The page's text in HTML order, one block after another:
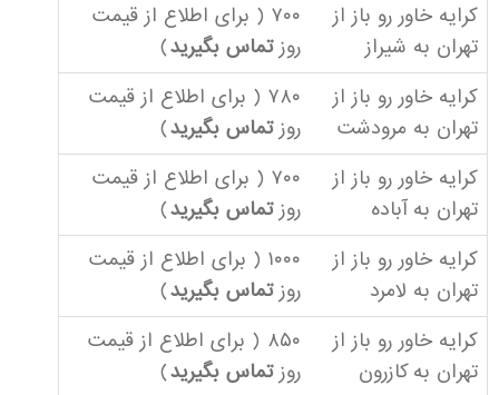
کرایه خاور رو باز از
تهران به شیراز
۷۰۰ ( برای اطلاع از قیمت
روزتماس بگیرید)
کرایه خاور رو باز از
تهران به مرودشت
۷۸۰ ( برای اطلاع از قیمت
روزتماس بگیرید)
کرایه خاور رو باز از
تهران به آباده
۷۰۰ ( برای اطلاع از قیمت
روزتماس بگیرید)
کرایه خاور رو باز از
تهران به لامرد
۱۰۰۰ ( برای اطلاع از قیمت
روزتماس بگیرید)
کرایه خاور رو باز از
تهران به کازرون
۸۵۰ ( برای اطلاع از قیمت
روزتماس بگیرید)